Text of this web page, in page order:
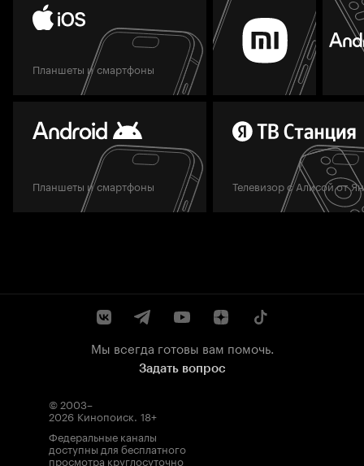
Планшеты и смартфоны
Планшеты и смартфоны Телевизор с Алисой от
Мы всегда готовы вам помочь.
Задать вопрос
© 2003–
2026 Кинопоиск. 18+
Федеральные каналы
доступны для бесплатного
просмотра круглосуточно